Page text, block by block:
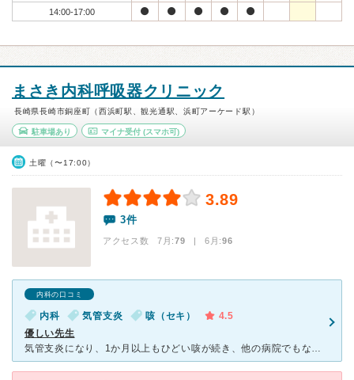
14:00-17:00
まさき内科呼吸器クリニック
長崎県長崎市銅座町（西浜町駅、観光通駅、浜町アーケード駅）
駐車場あり マイナ受付(スマホ可)
土曜（〜17:00）
3.89
3件
アクセス数 7月:79 | 6月:96
内科の口コミ
内科 気管支炎 咳（セキ）
4.5
優しい先生
気管支炎になり、1か月以上もひどい咳が続き、他の病院でもなかなか治らず、 いろいろ調べて、こちらの病院に辿り着きました。 先生はとても優しく、吸入の仕方を丁寧に教えてくれました。 また、診察が終